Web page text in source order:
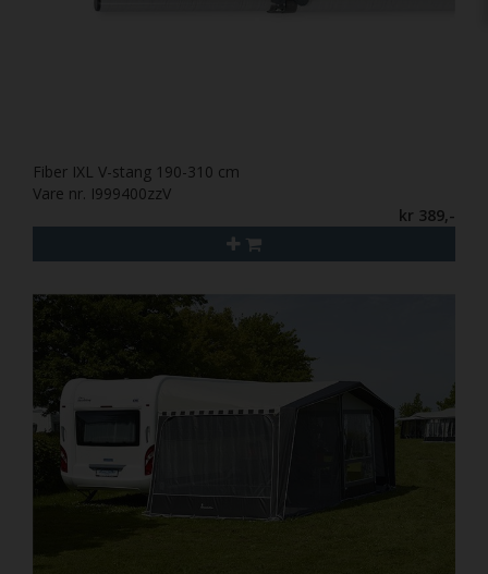
Fiber IXL V-stang 190-310 cm
Vare nr. I999400zzV
kr 389,-